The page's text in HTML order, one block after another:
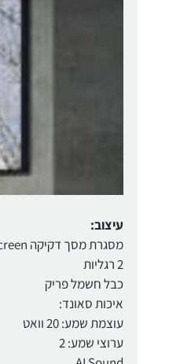
עיצוב:
מסגרת מסך דקיקה Cinema Screen
2 רגליות
כבל חשמל פריק
איכות סאונד:
עוצמת שמע: 20 וואט
ערוצי שמע: 2